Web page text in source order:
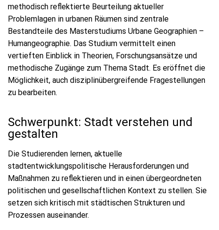
methodisch reflektierte Beurteilung aktueller
Problemlagen in urbanen Räumen sind zentrale
Bestandteile des Masterstudiums Urbane Geographien –
Humangeographie. Das Studium vermittelt einen
vertieften Einblick in Theorien, Forschungsansätze und
methodische Zugänge zum Thema Stadt. Es eröffnet die
Möglichkeit, auch disziplinübergreifende Fragestellungen
zu bearbeiten.
Schwerpunkt: Stadt verstehen und
gestalten
Die Studierenden lernen, aktuelle
stadtentwicklungspolitische Herausforderungen und
Maßnahmen zu reflektieren und in einen übergeordneten
politischen und gesellschaftlichen Kontext zu stellen. Sie
setzen sich kritisch mit städtischen Strukturen und
Prozessen auseinander.